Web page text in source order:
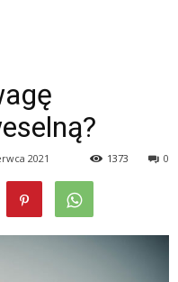
2021 0
1373